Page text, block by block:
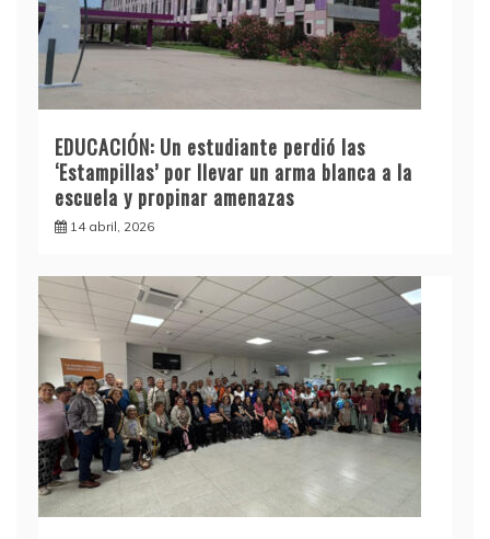
EDUCACIÓN: Un estudiante perdió las
‘Estampillas’ por llevar un arma blanca a la
escuela y propinar amenazas
14 abril, 2026